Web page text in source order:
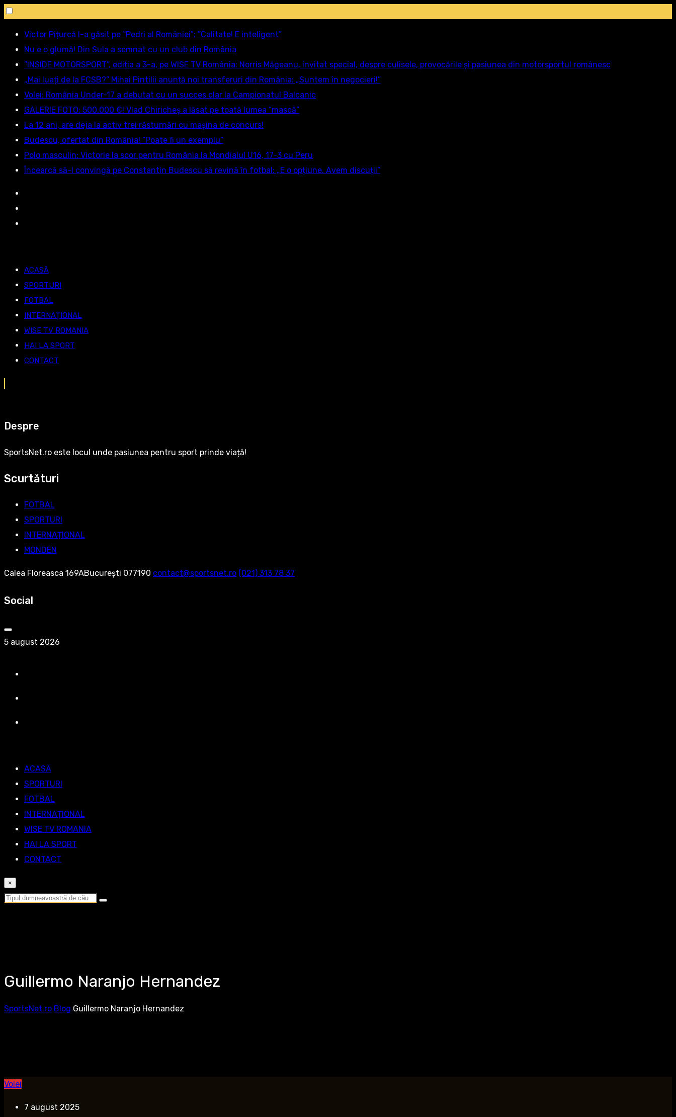
Sări
conținut
Victor Pițurcă l-a găsit pe ”Pedri al României”: ”Calitate! E inteligent”
Nu e o glumă! Din Sula a semnat cu un club din România
”INSIDE MOTORSPORT”, ediția a 3-a, pe WISE TV România: Norris Măgeanu, invitat special, despre culisele, provocările și pasiunea din motorsportul românesc
„Mai luați de la FCSB?” Mihai Pintilii anunță noi transferuri din România: „Suntem în negocieri!”
Volei: România Under-17 a debutat cu un succes clar la Campionatul Balcanic
GALERIE FOTO: 500.000 €! Vlad Chiricheș a lăsat pe toată lumea ”mască”
La 12 ani, are deja la activ trei răsturnări cu mașina de concurs!
Budescu, ofertat din România! ”Poate fi un exemplu”
Polo masculin: Victorie la scor pentru România la Mondialul U16, 17-3 cu Peru
Încearcă să-l convingă pe Constantin Budescu să revină în fotbal: „E o opțiune. Avem discuții”
ACASĂ
SPORTURI
FOTBAL
INTERNAȚIONAL
WISE TV ROMANIA
HAI LA SPORT
CONTACT
Despre
SportsNet.ro este locul unde pasiunea pentru sport prinde viață!
Scurtături
FOTBAL
SPORTURI
INTERNAȚIONAL
MONDEN
Calea Floreasca 169ABucurești 077190 contact@sportsnet.ro ‭(021) 313 78 37‬
Social
5 august 2026
ACASĂ
SPORTURI
FOTBAL
INTERNAȚIONAL
WISE TV ROMANIA
HAI LA SPORT
CONTACT
×
Guillermo Naranjo Hernandez
SportsNet.ro Blog Guillermo Naranjo Hernandez
Volei
7 august 2025